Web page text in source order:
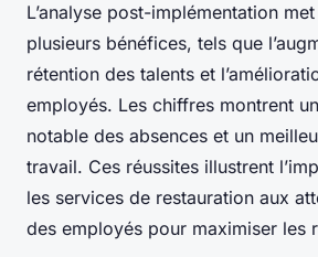
L’analyse post-implémentation
plusieurs bénéfices, tels que
rétention des talents et
employés. Les chiffres montrent
notable des absences et un
travail. Ces réussites illustrent
les services de restauration aux
des employés pour maximiser les